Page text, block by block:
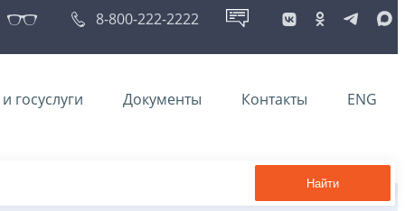
8-800-222-2222
госуслуги Документы Контакты ENG
Найти